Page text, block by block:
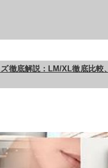
徹底解説：LM/XL徹底比較